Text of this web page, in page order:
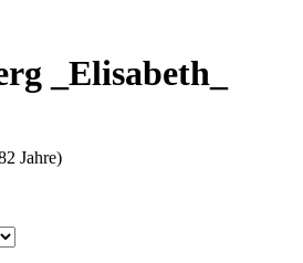
_Elisabeth_
Jahre)